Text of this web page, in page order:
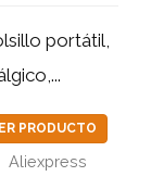
portátil,
PRODUCTO
Aliexpress